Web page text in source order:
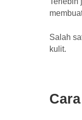
Salah
kulit.